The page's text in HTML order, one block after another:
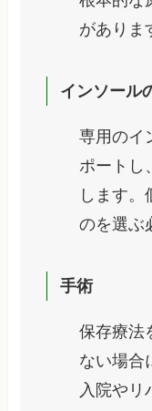
がありま
インソール
専用のイ
ポートし
します。
のを選ぶ
手術
保存療法
ない場合
入院やリ